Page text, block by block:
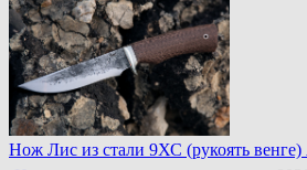
Нож Лис из стали 9ХС (рукоять венге)